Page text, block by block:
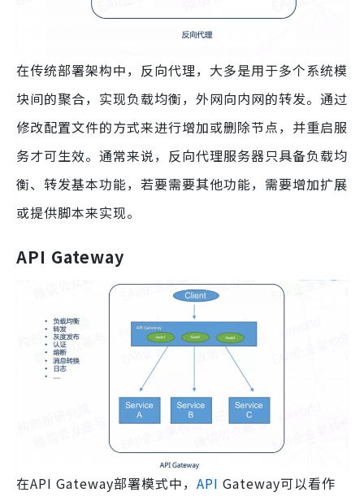
在传统部署架构中，反向代理，大多是用于多个系统模
块间的聚合，实现负载均衡，外网向内网的转发。通过
修改配置文件的方式来进行增加或删除节点，并重启服
务才可生效。通常来说，反向代理服务器只具备负载均
衡、转发基本功能，若要需要其他功能，需要增加扩展
或提供脚本来实现。
API Gateway
在API Gateway部署模式中， API Gateway可以看作